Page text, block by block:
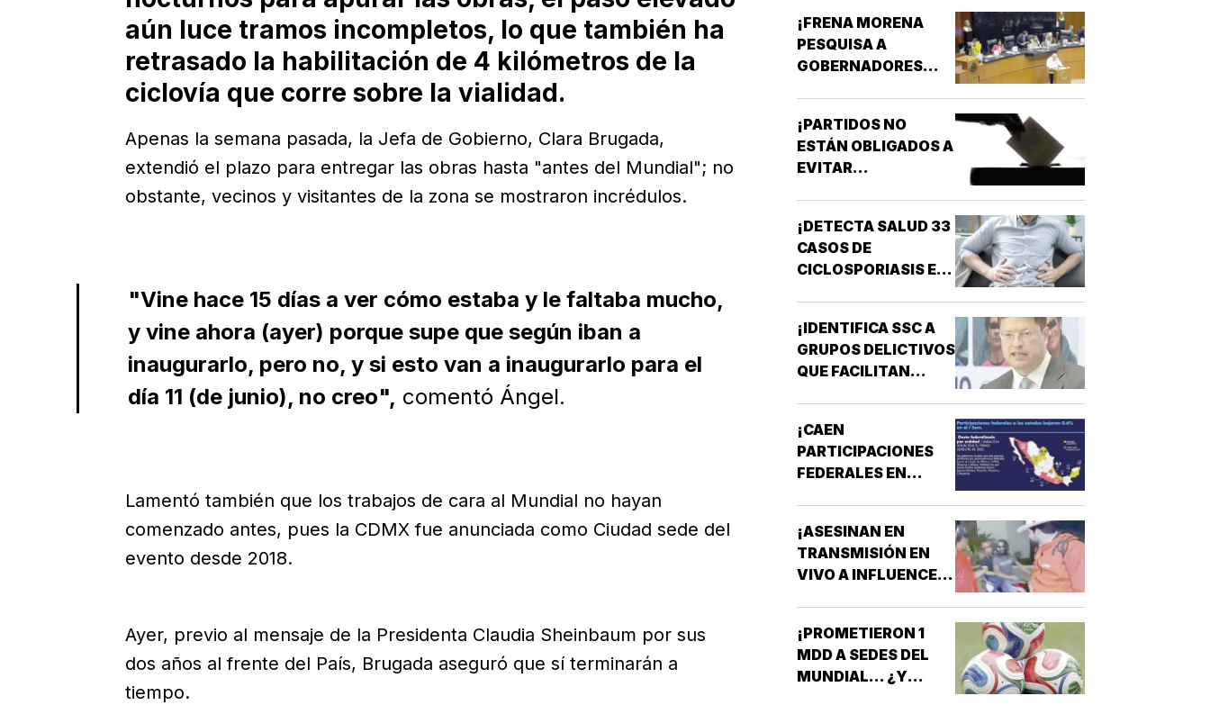
aún luce tramos incompletos, lo que también ha
retrasado la habilitación de 4 kilómetros de la
ciclovía que corre sobre la vialidad.
Apenas la semana pasada, la Jefa de Gobierno, Clara Brugada,
extendió el plazo para entregar las obras hasta "antes del Mundial"; no
obstante, vecinos y visitantes de la zona se mostraron incrédulos.
"Vine hace 15 días a ver cómo estaba y le faltaba mucho,
y vine ahora (ayer) porque supe que según iban a
inaugurarlo, pero no, y si esto van a inaugurarlo para el
día 11 (de junio), no creo", comentó Ángel.
Lamentó también que los trabajos de cara al Mundial no hayan
comenzado antes, pues la CDMX fue anunciada como Ciudad sede del
evento desde 2018.
Ayer, previo al mensaje de la Presidenta Claudia Sheinbaum por sus
dos años al frente del País, Brugada aseguró que sí terminarán a
tiempo.
¡FRENA MORENA
PESQUISA A
GOBERNADORES
¡PARTIDOS NO
ESTÁN OBLIGADOS A
EVITAR
¡DETECTA SALUD 33
CASOS DE
CICLOSPORIASIS EN
¡IDENTIFICA SSC A
GRUPOS DELICTIVOS
QUE FACILITAN
¡CAEN
PARTICIPACIONES
FEDERALES EN
¡ASESINAN EN
TRANSMISIÓN EN
VIVO A INFLUENCER
¡PROMETIERON 1
MDD A SEDES DEL
MUNDIAL... ¿Y